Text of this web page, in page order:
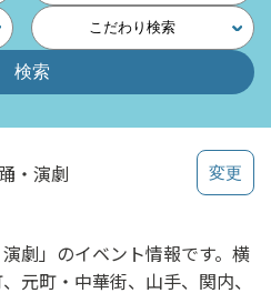
こだわり検索
・演劇
劇」のイベント情報です。横
元町・中華街、山手、関内、